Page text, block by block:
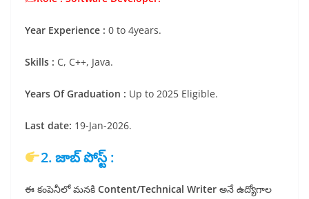
Year Experience : 0 to 4years.
Skills : C, C++, Java.
Years Of Graduation : Up to 2025 Eligible.
Last date: 19-Jan-2026.
2. జాబ్ పోస్ట్ :
ఈ కంపెనీలో మనకి Content/Technical Writer అనే ఉద్యోగాల